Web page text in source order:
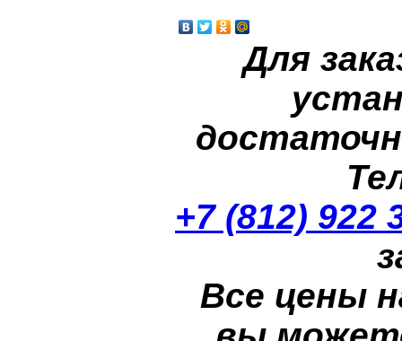
Для
+7 (812) 922
Все цены